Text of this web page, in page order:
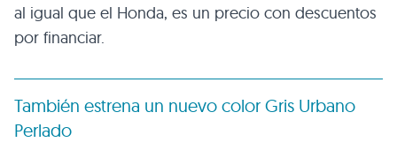
al igual que el Honda, es un precio con descuentos
por financiar.
También estrena un nuevo color Gris Urbano
Perlado